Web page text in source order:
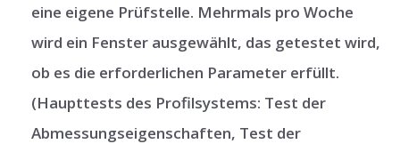
eine eigene Prüfstelle. Mehrmals pro Woche
wird ein Fenster ausgewählt, das getestet wird,
ob es die erforderlichen Parameter erfüllt.
(Haupttests des Profilsystems: Test der
Abmessungseigenschaften, Test der